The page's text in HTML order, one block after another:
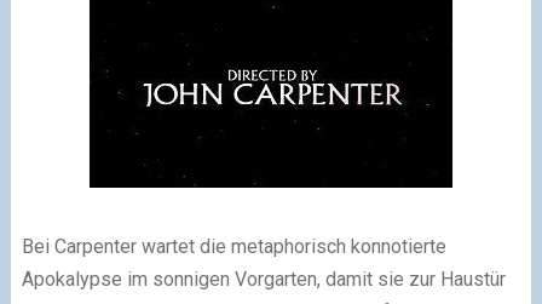
Bei Carpenter wartet die metaphorisch konnotierte
Apokalypse im sonnigen Vorgarten, damit sie zur Haustür